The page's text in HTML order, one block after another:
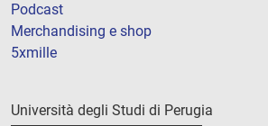
Podcast
Merchandising e shop
5xmille
Università degli Studi di Perugia